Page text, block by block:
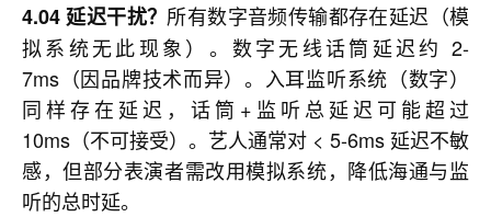
4.04 延迟干扰？所有数字音频传输都存在延迟（模
拟系统无此现象）。数字无线话筒延迟约 2-
7ms（因品牌技术而异）。入耳监听系统（数字）
同样存在延迟，话筒+监听总延迟可能超过
10ms（不可接受）。艺人通常对 < 5-6ms 延迟不敏
感，但部分表演者需改用模拟系统，降低海通与监
听的总时延。